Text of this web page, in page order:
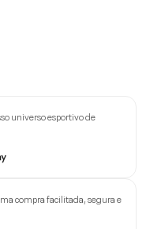
universo esportivo de
compra facilitada, segura e